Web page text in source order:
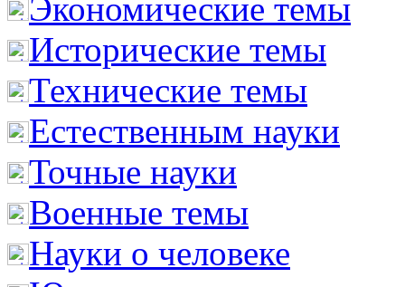
Экономические темы
Исторические темы
Технические темы
Естественным науки
Точные науки
Военные темы
Науки о человеке